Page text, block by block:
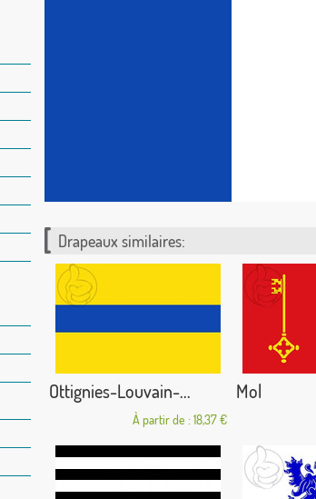
Drapeaux similaires:
Ottignies-Louvain-...
À partir de : 18,37 €
Mol